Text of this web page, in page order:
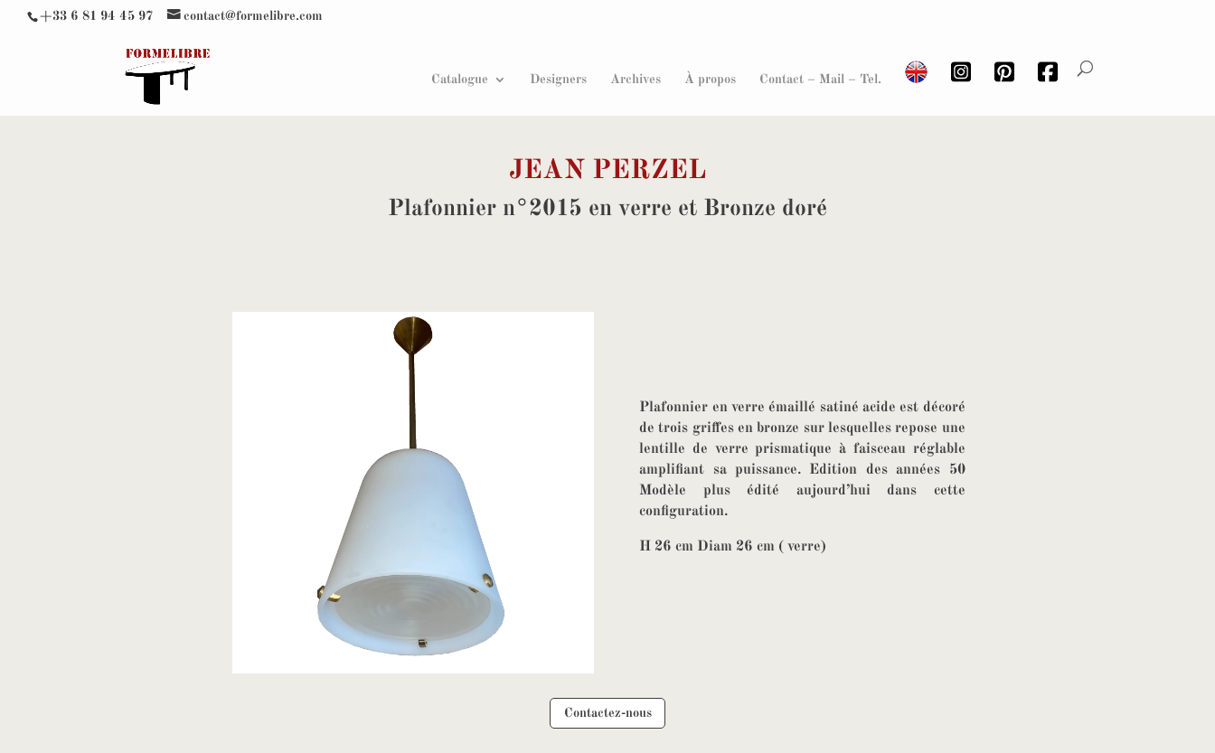
+33 6 81 94 45 97 contact@formelibre.com
Catalogue Designers Archives À propos Contact – Mail – Tel.
JEAN PERZEL
Plafonnier n°2015 en verre et Bronze doré
Plafonnier en verre émaillé satiné acide est décoré
de trois griffes en bronze sur lesquelles repose une
lentille de verre prismatique à faisceau réglable
amplifiant sa puissance. Edition des années 50
Modèle plus édité aujourd’hui dans cette
configuration.
H 26 cm Diam 26 cm ( verre)
Contactez-nous